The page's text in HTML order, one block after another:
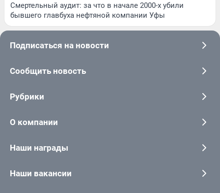
Смертельный аудит: за что в начале 2000-х убили
бывшего главбуха нефтяной компании Уфы
Подписаться на новости
Сообщить новость
Рубрики
О компании
Наши награды
Наши вакансии